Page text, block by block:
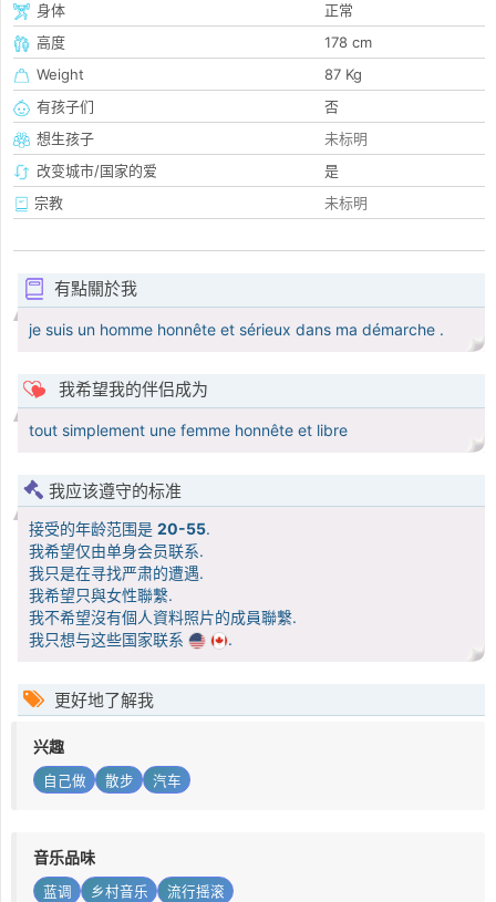
身体
正常
高度
178 cm
Weight
87 Kg
有孩子们
否
想生孩子
未标明
改变城市/国家的爱
是
宗教
未标明
有點關於我
je suis un homme honnête et sérieux dans ma démarche .
我希望我的伴侣成为
tout simplement une femme honnête et libre
我应该遵守的标准
接受的年龄范围是 20-55.
我希望仅由单身会员联系.
我只是在寻找严肃的遭遇.
我希望只與女性聯繫.
我不希望沒有個人資料照片的成員聯繫.
我只想与这些国家联系
.
更好地了解我
兴趣
自己做 散步 汽车
音乐品味
蓝调 乡村音乐 流行摇滚